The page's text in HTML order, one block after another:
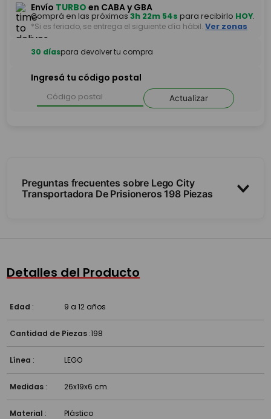
Envío TURBO en CABA y GBA
Comprá en las próximas3h 22m 54s para recibirlo HOY.
*Si es feriado, se entrega el siguiente día hábil. Ver zonas
30 díaspara devolver tu compra
Ingresá tu código postal
Actualizar
Preguntas frecuentes sobre Lego City
Transportadora De Prisioneros 198 Piezas
Detalles del Producto
Edad : 9 a 12 años
Cantidad de Piezas :198
Línea : LEGO
Medidas : 26x19x6 cm.
Material : Plástico